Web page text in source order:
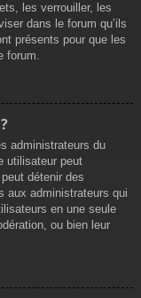
les verrouiller, les
dans le forum qu’ils
présents pour que les
forum.
administrateurs du
utilisateur peut
détenir des
aux administrateurs qui
en une seule
ou bien leur